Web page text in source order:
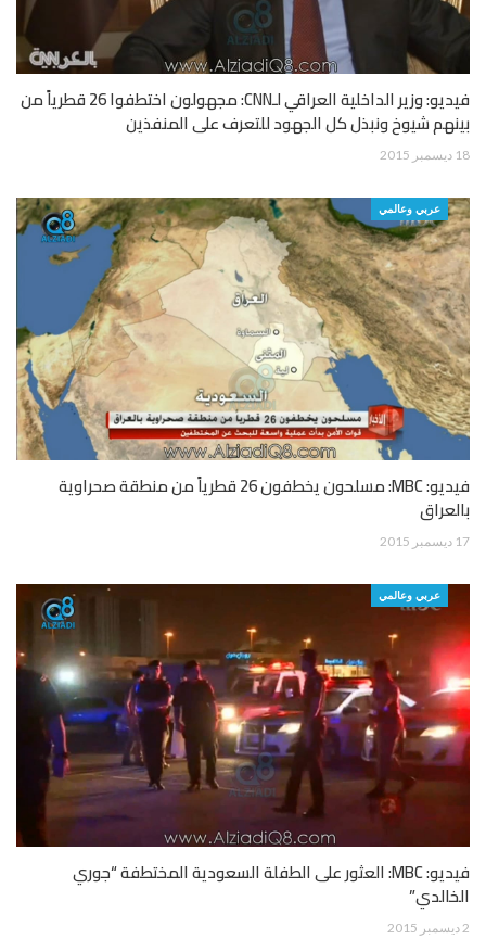
فيديو: وزير الداخلية العراقي لـCNN: مجهولون اختطفوا 26 قطرياً من
بينهم شيوخ ونبذل كل الجهود للتعرف على المنفذين
18 ديسمبر 2015
عربي وعالمي
فيديو: MBC: مسلحون يخطفون 26 قطرياً من منطقة صحراوية
بالعراق
17 ديسمبر 2015
عربي وعالمي
فيديو: MBC: العثور على الطفلة السعودية المختطفة “جوري
الخالدي”
2 ديسمبر 2015